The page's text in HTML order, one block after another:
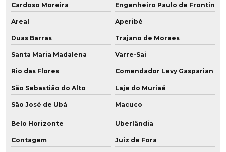
Fabricante de polia em baixa dureza
Fabricante de polia em poliuretano
Fabricante de poliuretano
Fabricante de poliuretano aditivado
Fabricante de pu
Fabricante de roda de grafeno para empilhadeira
Cardoso Moreira Engenheiro Paulo de Frontin
Areal Aperibé
Duas Barras Trajano de Moraes
Santa Maria Madalena Varre-Sai
Rio das Flores Comendador Levy Gasparian
São Sebastião do Alto Laje do Muriaé
São José de Ubá Macuco
Belo Horizonte Uberlândia
Contagem Juiz de Fora